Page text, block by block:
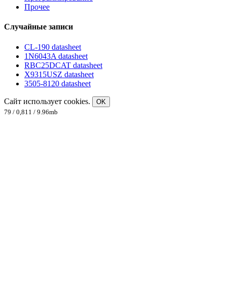
Прочее
Случайные записи
CL-190 datasheet
1N6043A datasheet
RBC25DCAT datasheet
X9315USZ datasheet
3505-8120 datasheet
Сайт использует cookies.
OK
79 / 0,811 / 9.96mb